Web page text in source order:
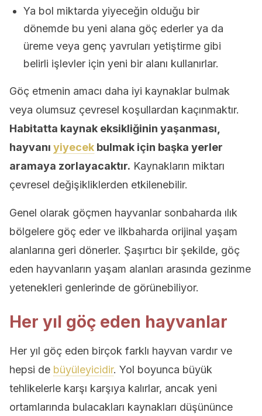
Ya bol miktarda yiyeceğin olduğu bir
dönemde bu yeni alana göç ederler ya da
üreme veya genç yavruları yetiştirme gibi
belirli işlevler için yeni bir alanı kullanırlar.
Göç etmenin amacı daha iyi kaynaklar bulmak
veya olumsuz çevresel koşullardan kaçınmaktır.
Habitatta kaynak eksikliğinin yaşanması,
hayvanı yiyecek bulmak için başka yerler
aramaya zorlayacaktır. Kaynakların miktarı
çevresel değişikliklerden etkilenebilir.
Genel olarak göçmen hayvanlar sonbaharda ılık
bölgelere göç eder ve ilkbaharda orijinal yaşam
alanlarına geri dönerler. Şaşırtıcı bir şekilde, göç
eden hayvanların yaşam alanları arasında gezinme
yetenekleri genlerinde de görünebiliyor.
Her yıl göç eden hayvanlar
Her yıl göç eden birçok farklı hayvan vardır ve
hepsi de büyüleyicidir. Yol boyunca büyük
tehlikelerle karşı karşıya kalırlar, ancak yeni
ortamlarında bulacakları kaynakları düşününce